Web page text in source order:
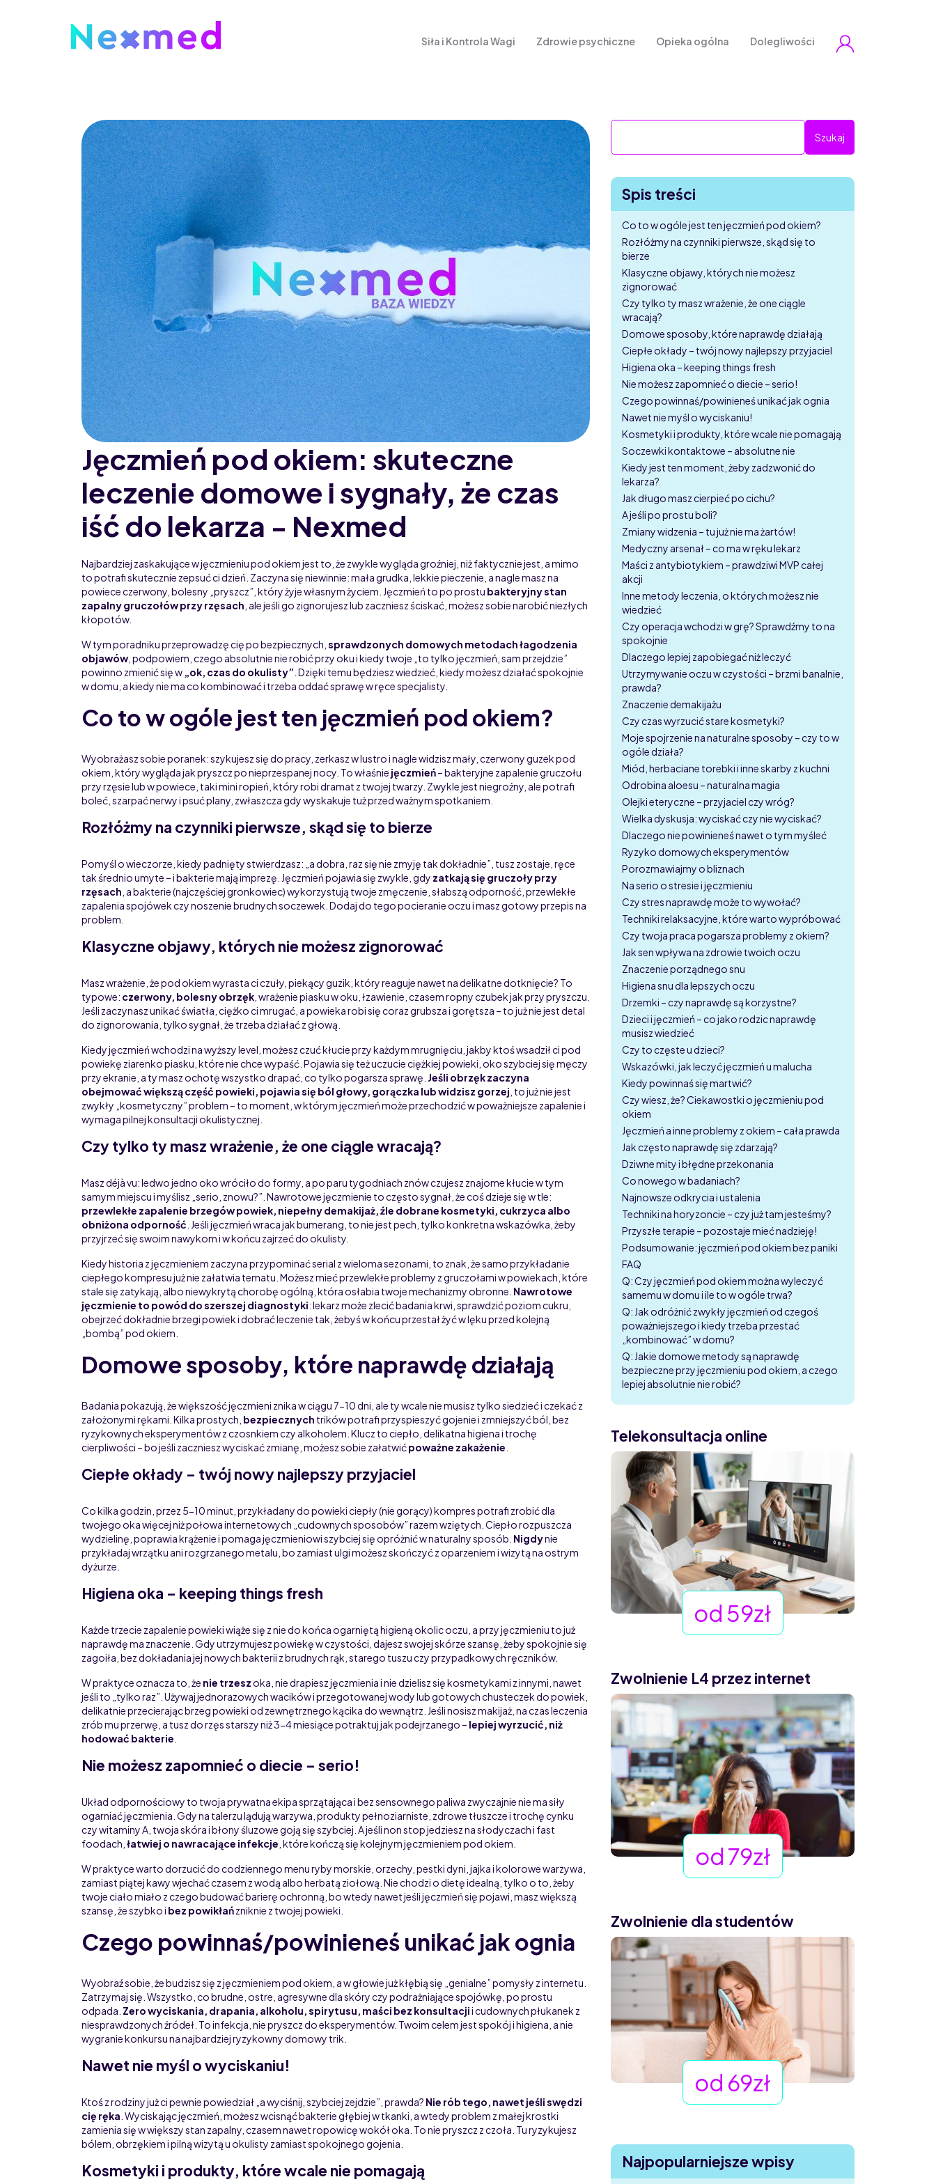
Siła i Kontrola Wagi Zdrowie psychiczne Opieka ogólna Dolegliwości
Jęczmień pod okiem: skuteczne
leczenie domowe i sygnały, że czas
iść do lekarza - Nexmed
Najbardziej zaskakujące w jęczmieniu pod okiem jest to, że zwykle wygląda groźniej, niż faktycznie jest, a mimo
to potrafi skutecznie zepsuć ci dzień. Zaczyna się niewinnie: mała grudka, lekkie pieczenie, a nagle masz na
powiece czerwony, bolesny „pryszcz”, który żyje własnym życiem. Jęczmień to po prostu bakteryjny stan
zapalny gruczołów przy rzęsach , ale jeśli go zignorujesz lub zaczniesz ściskać, możesz sobie narobić niezłych
kłopotów.
W tym poradniku przeprowadzę cię po bezpiecznych, sprawdzonych domowych metodach łagodzenia
objawów , podpowiem, czego absolutnie nie robić przy oku i kiedy twoje „to tylko jęczmień, sam przejdzie”
powinno zmienić się w „ok, czas do okulisty” . Dzięki temu będziesz wiedzieć, kiedy możesz działać spokojnie
w domu, a kiedy nie ma co kombinować i trzeba oddać sprawę w ręce specjalisty.
Co to w ogóle jest ten jęczmień pod okiem?
Wyobrażasz sobie poranek: szykujesz się do pracy, zerkasz w lustro i nagle widzisz mały, czerwony guzek pod
okiem, który wygląda jak pryszcz po nieprzespanej nocy. To właśnie jęczmień– bakteryjne zapalenie gruczołu
przy rzęsie lub w powiece, taki mini ropień, który robi dramat z twojej twarzy. Zwykle jest niegroźny, ale potrafi
boleć, szarpać nerwy i psuć plany, zwłaszcza gdy wyskakuje tuż przed ważnym spotkaniem.
Rozłóżmy na czynniki pierwsze, skąd się to bierze
Pomyśl o wieczorze, kiedy padnięty stwierdzasz: „a dobra, raz się nie zmyję tak dokładnie”, tusz zostaje, ręce
tak średnio umyte – i bakterie mają imprezę. Jęczmień pojawia się zwykle, gdy zatkają się gruczoły przy
rzęsach , a bakterie (najczęściej gronkowiec) wykorzystują twoje zmęczenie, słabszą odporność, przewlekłe
zapalenia spojówek czy noszenie brudnych soczewek. Dodaj do tego pocieranie oczu i masz gotowy przepis na
problem.
Klasyczne objawy, których nie możesz zignorować
Masz wrażenie, że pod okiem wyrasta ci czuły, piekący guzik, który reaguje nawet na delikatne dotknięcie? To
typowe: czerwony, bolesny obrzęk , wrażenie piasku w oku, łzawienie, czasem ropny czubek jak przy pryszczu.
Jeśli zaczynasz unikać światła, ciężko ci mrugać, a powieka robi się coraz grubsza i gorętsza – to już nie jest detal
do zignorowania, tylko sygnał, że trzeba działać z głową.
Kiedy jęczmień wchodzi na wyższy level, możesz czuć kłucie przy każdym mrugnięciu, jakby ktoś wsadził ci pod
powiekę ziarenko piasku, które nie chce wypaść. Pojawia się też uczucie ciężkiej powieki, oko szybciej się męczy
przy ekranie, a ty masz ochotę wszystko drapać, co tylko pogarsza sprawę. Jeśli obrzęk zaczyna
obejmować większą część powieki, pojawia się ból głowy, gorączka lub widzisz gorzej , to już nie jest
zwykły „kosmetyczny” problem – to moment, w którym jęczmień może przechodzić w poważniejsze zapalenie i
wymaga pilnej konsultacji okulistycznej.
Czy tylko ty masz wrażenie, że one ciągle wracają?
Masz déjà vu: ledwo jedno oko wróciło do formy, a po paru tygodniach znów czujesz znajome kłucie w tym
samym miejscu i myślisz „serio, znowu?”. Nawrotowe jęczmienie to często sygnał, że coś dzieje się w tle:
przewlekłe zapalenie brzegów powiek, niepełny demakijaż, źle dobrane kosmetyki, cukrzyca albo
obniżona odporność . Jeśli jęczmień wraca jak bumerang, to nie jest pech, tylko konkretna wskazówka, żeby
przyjrzeć się swoim nawykom i w końcu zajrzeć do okulisty.
Kiedy historia z jęczmieniem zaczyna przypominać serial z wieloma sezonami, to znak, że samo przykładanie
ciepłego kompresu już nie załatwia tematu. Możesz mieć przewlekłe problemy z gruczołami w powiekach, które
stale się zatykają, albo niewykrytą chorobę ogólną, która osłabia twoje mechanizmy obronne. Nawrotowe
jęczmienie to powód do szerszej diagnostyki: lekarz może zlecić badania krwi, sprawdzić poziom cukru,
obejrzeć dokładnie brzegi powiek i dobrać leczenie tak, żebyś w końcu przestał żyć w lęku przed kolejną
„bombą” pod okiem.
Domowe sposoby, które naprawdę działają
Badania pokazują, że większość jęczmieni znika w ciągu 7-10 dni, ale ty wcale nie musisz tylko siedzieć i czekać z
założonymi rękami. Kilka prostych, bezpiecznych trików potrafi przyspieszyć gojenie i zmniejszyć ból, bez
ryzykownych eksperymentów z czosnkiem czy alkoholem. Klucz to ciepło, delikatna higiena i trochę
cierpliwości – bo jeśli zaczniesz wyciskać zmianę, możesz sobie załatwićpoważne zakażenie
Ciepłe okłady – twój nowy najlepszy przyjaciel
Co kilka godzin, przez 5-10 minut, przykładany do powieki ciepły (nie gorący) kompres potrafi zrobić dla
twojego oka więcej niż połowa internetowych „cudownych sposobów” razem wziętych. Ciepło rozpuszcza
wydzielinę, poprawia krążenie i pomaga jęczmieniowi szybciej się opróżnić w naturalny sposób. Nigdynie
przykładaj wrzątku ani rozgrzanego metalu, bo zamiast ulgi możesz skończyć z oparzeniem i wizytą na ostrym
dyżurze.
Higiena oka – keeping things fresh
Każde trzecie zapalenie powieki wiąże się z nie do końca ogarniętą higieną okolic oczu, a przy jęczmieniu to już
naprawdę ma znaczenie. Gdy utrzymujesz powiekę w czystości, dajesz swojej skórze szansę, żeby spokojnie się
zagoiła, bez dokładania jej nowych bakterii z brudnych rąk, starego tuszu czy przypadkowych ręczników.
W praktyce oznacza to, że nie trzeszoka, nie drapiesz jęczmienia i nie dzielisz się kosmetykami z innymi, nawet
jeśli to „tylko raz”. Używaj jednorazowych wacików i przegotowanej wody lub gotowych chusteczek do powiek,
delikatnie przecierając brzeg powieki od zewnętrznego kącika do wewnątrz. Jeśli nosisz makijaż, na czas leczenia
zrób mu przerwę, a tusz do rzęs starszy niż 3-4 miesiące potraktuj jak podejrzanego – lepiej wyrzucić, niż
hodować bakterie
Nie możesz zapomnieć o diecie – serio!
Układ odpornościowy to twoja prywatna ekipa sprzątająca i bez sensownego paliwa zwyczajnie nie ma siły
ogarniać jęczmienia. Gdy na talerzu lądują warzywa, produkty pełnoziarniste, zdrowe tłuszcze i trochę cynku
czy witaminy A, twoja skóra i błony śluzowe goją się szybciej. A jeśli non stop jedziesz na słodyczach i fast
foodach, łatwiej o nawracające infekcje , które kończą się kolejnym jęczmieniem pod okiem.
W praktyce warto dorzucić do codziennego menu ryby morskie, orzechy, pestki dyni, jajka i kolorowe warzywa,
zamiast piątej kawy wjechać czasem z wodą albo herbatą ziołową. Nie chodzi o dietę idealną, tylko o to, żeby
twoje ciało miało z czego budować barierę ochronną, bo wtedy nawet jeśli jęczmień się pojawi, masz większą
szansę, że szybko i bez powikłańzniknie z twojej powieki.
Czego powinnaś/powinieneś unikać jak ognia
Wyobraź sobie, że budzisz się z jęczmieniem pod okiem, a w głowie już kłębią się „genialne” pomysły z internetu.
Zatrzymaj się. Wszystko, co brudne, ostre, agresywne dla skóry czy podrażniające spojówkę, po prostu
odpada. Zero wyciskania, drapania, alkoholu, spirytusu, maści bez konsultacjii cudownych płukanek z
niesprawdzonych źródeł. To infekcja, nie pryszcz do eksperymentów. Twoim celem jest spokój i higiena, a nie
wygranie konkursu na najbardziej ryzykowny domowy trik.
Nawet nie myśl o wyciskaniu!
Ktoś z rodziny już ci pewnie powiedział „a wyciśnij, szybciej zejdzie”, prawda? Nie rób tego, nawet jeśli swędzi
cię ręka . Wyciskając jęczmień, możesz wcisnąć bakterie głębiej w tkanki, a wtedy problem z małej krostki
zamienia się w większy stan zapalny, czasem nawet ropowicę wokół oka. To nie pryszcz z czoła. Tu ryzykujesz
bólem, obrzękiem i pilną wizytą u okulisty zamiast spokojnego gojenia.
Kosmetyki i produkty, które wcale nie pomagają
Spis treści
Co to w ogóle jest ten jęczmień pod okiem?
Rozłóżmy na czynniki pierwsze, skąd się to
bierze
Klasyczne objawy, których nie możesz
zignorować
Czy tylko ty masz wrażenie, że one ciągle
wracają?
Domowe sposoby, które naprawdę działają
Ciepłe okłady – twój nowy najlepszy przyjaciel
Higiena oka – keeping things fresh
Nie możesz zapomnieć o diecie – serio!
Czego powinnaś/powinieneś unikać jak ognia
Nawet nie myśl o wyciskaniu!
Kosmetyki i produkty, które wcale nie pomagają
Soczewki kontaktowe – absolutne nie
Kiedy jest ten moment, żeby zadzwonić do
lekarza?
Jak długo masz cierpieć po cichu?
A jeśli po prostu boli?
Zmiany widzenia – tu już nie ma żartów!
Medyczny arsenał – co ma w ręku lekarz
Maści z antybiotykiem – prawdziwi MVP całej
akcji
Inne metody leczenia, o których możesz nie
wiedzieć
Czy operacja wchodzi w grę? Sprawdźmy to na
spokojnie
Dlaczego lepiej zapobiegać niż leczyć
Utrzymywanie oczu w czystości – brzmi banalnie,
prawda?
Znaczenie demakijażu
Czy czas wyrzucić stare kosmetyki?
Moje spojrzenie na naturalne sposoby – czy to w
ogóle działa?
Miód, herbaciane torebki i inne skarby z kuchni
Odrobina aloesu – naturalna magia
Olejki eteryczne – przyjaciel czy wróg?
Wielka dyskusja: wyciskać czy nie wyciskać?
Dlaczego nie powinieneś nawet o tym myśleć
Ryzyko domowych eksperymentów
Porozmawiajmy o bliznach
Na serio o stresie i jęczmieniu
Czy stres naprawdę może to wywołać?
Techniki relaksacyjne, które warto wypróbować
Czy twoja praca pogarsza problemy z okiem?
Jak sen wpływa na zdrowie twoich oczu
Znaczenie porządnego snu
Higiena snu dla lepszych oczu
Drzemki – czy naprawdę są korzystne?
Dzieci i jęczmień – co jako rodzic naprawdę
musisz wiedzieć
Czy to częste u dzieci?
Wskazówki, jak leczyć jęczmień u malucha
Kiedy powinnaś się martwić?
Czy wiesz, że? Ciekawostki o jęczmieniu pod
okiem
Jęczmień a inne problemy z okiem – cała prawda
Jak często naprawdę się zdarzają?
Dziwne mity i błędne przekonania
Co nowego w badaniach?
Najnowsze odkrycia i ustalenia
Techniki na horyzoncie – czy już tam jesteśmy?
Przyszłe terapie – pozostaje mieć nadzieję!
Podsumowanie: jęczmień pod okiem bez paniki
FAQ
Q: Czy jęczmień pod okiem można wyleczyć
samemu w domu i ile to w ogóle trwa?
Q: Jak odróżnić zwykły jęczmień od czegoś
poważniejszego i kiedy trzeba przestać
„kombinować” w domu?
Q: Jakie domowe metody są naprawdę
bezpieczne przy jęczmieniu pod okiem, a czego
lepiej absolutnie nie robić?
Telekonsultacja online
od 59zł
Zwolnienie L4 przez internet
od 79zł
Zwolnienie dla studentów
od 69zł
Najpopularniejsze wpisy